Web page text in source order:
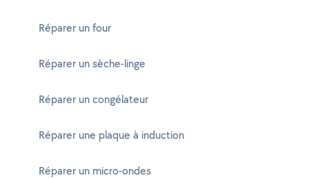
Réparer un four
Réparer un sèche-linge
Réparer un congélateur
Réparer une plaque à induction
Réparer un micro-ondes